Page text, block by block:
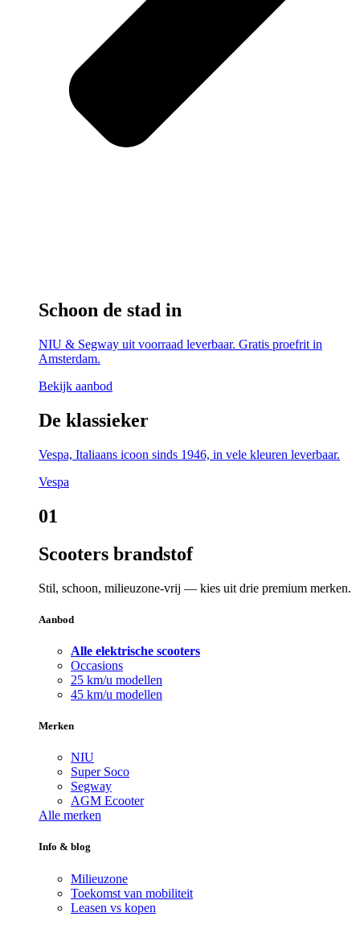
Schoon de stad in
NIU & Segway uit voorraad leverbaar. Gratis proefrit in
Amsterdam.
Bekijk aanbod
De klassieker
Vespa, Italiaans icoon sinds 1946, in vele kleuren leverbaar.
Vespa
01
Scooters brandstof
Stil, schoon, milieuzone-vrij — kies uit drie premium merken.
Aanbod
Alle elektrische scooters
Occasions
25 km/u modellen
45 km/u modellen
Merken
NIU
Super Soco
Segway
AGM Ecooter
Alle merken
Info & blog
Milieuzone
Toekomst van mobiliteit
Leasen vs kopen